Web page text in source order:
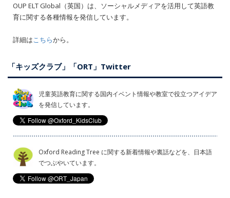
OUP ELT Global（英国）は、ソーシャルメディアを活用して英語教
育に関する各種情報を発信しています。
詳細はこちらから。
「キッズクラブ」「ORT」Twitter
児童英語教育に関する国内イベント情報や教室で役立つアイデア
を発信しています。
Oxford Reading Tree に関する新着情報や裏話などを、日本語
でつぶやいています。